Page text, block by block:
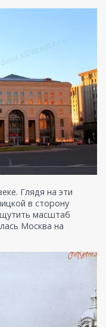
Глядя на эти
в сторону
масштаб
Москва на